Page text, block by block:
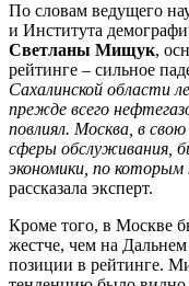
По словам ведущего
и Института
Светланы Мищук,
рейтинге – сильное
Сахалинской области
прежде всего
повлиял. Москва, в
сферы обслуживания,
экономики, по которым
рассказала эксперт.
Кроме того, в Москве
жестче, чем на Дальнем
позиции в рейтинге.